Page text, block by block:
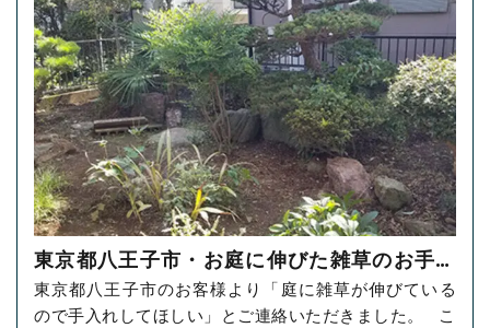
東京都八王子市・お庭に伸びた雑草のお手入
れをご依頼いただきました！
東京都八王子市のお客様より「庭に雑草が伸びている
ので手入れしてほしい」とご連絡いただきました。 こ